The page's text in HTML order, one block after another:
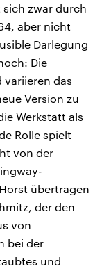
zwar durch
aber nicht
Darlegung
Die
variieren das
Version zu
Werkstatt als
Rolle spielt
von der
übertragen
der den
von
bei der
und